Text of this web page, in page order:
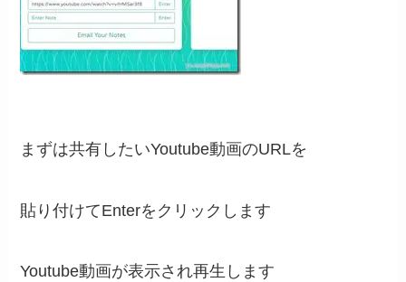
まずは共有したいYoutube動画のURLを
貼り付けてEnterをクリックします
Youtube動画が表示され再生します